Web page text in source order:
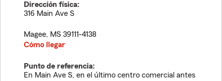
Dirección física:
316 Main Ave S
Magee, MS 39111-4138
Cómo llegar
Punto de referencia:
En Main Ave S, en el último centro comercial antes